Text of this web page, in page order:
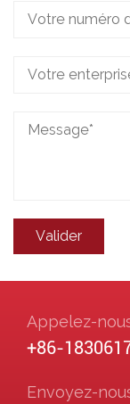
Appelez-
+86-
Envoyez-